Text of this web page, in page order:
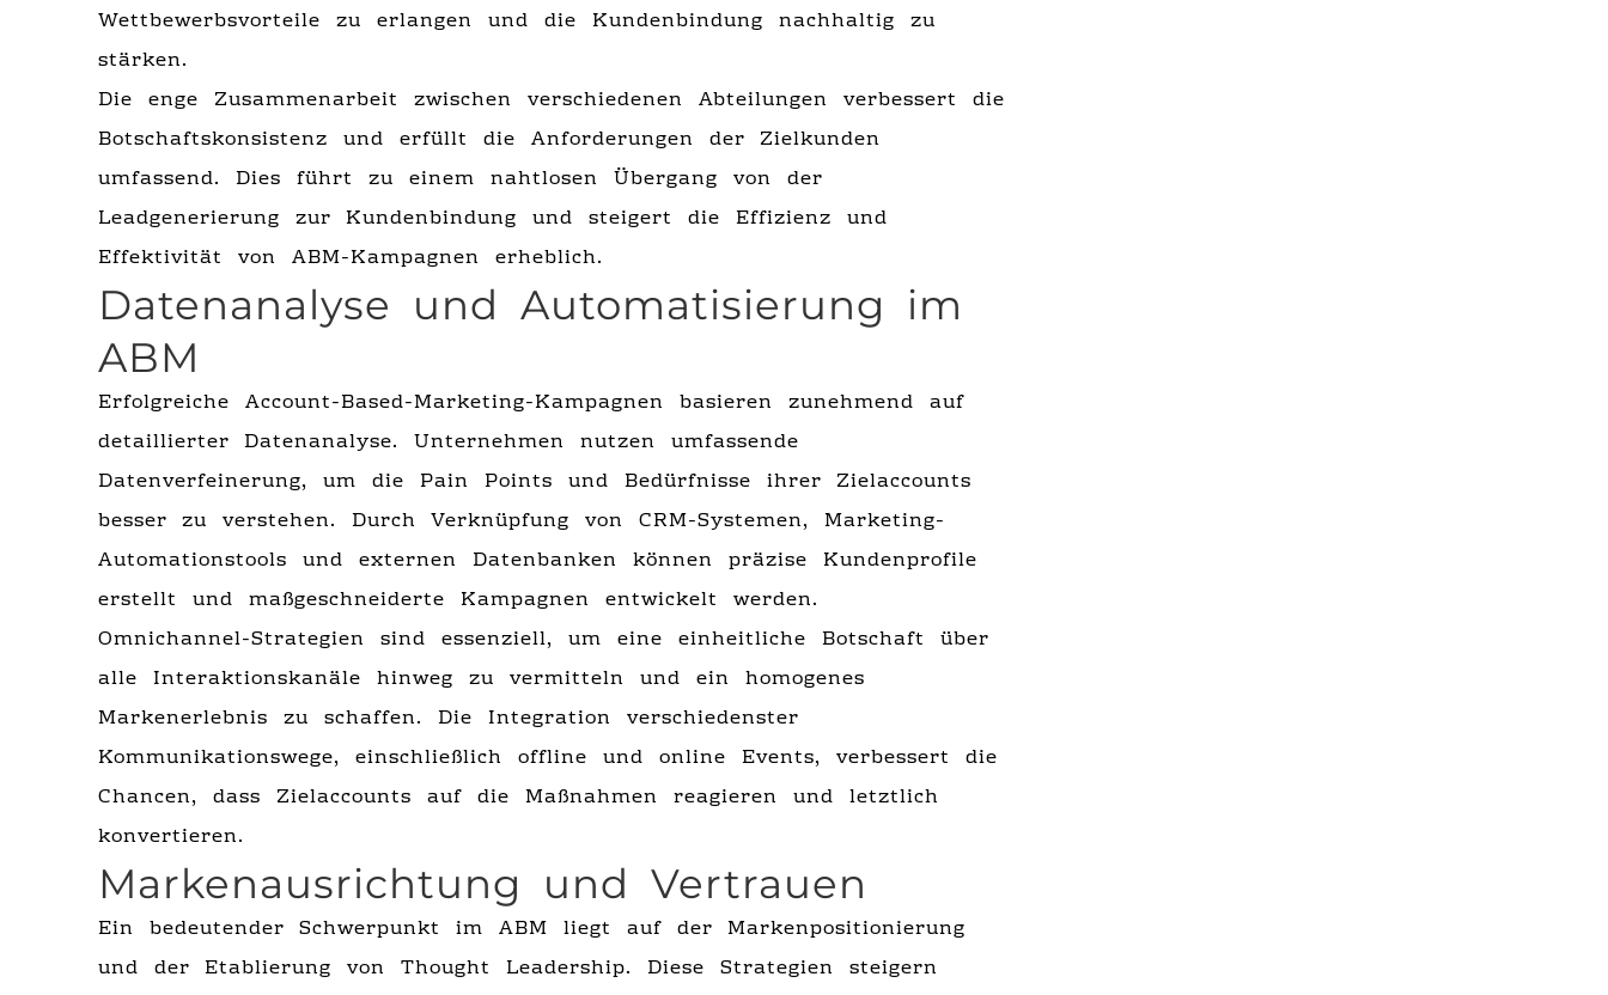
Wettbewerbsvorteile zu erlangen und die Kundenbindung nachhaltig zu
stärken.
Die enge Zusammenarbeit zwischen verschiedenen Abteilungen verbessert die
Botschaftskonsistenz und erfüllt die Anforderungen der Zielkunden
umfassend. Dies führt zu einem nahtlosen Übergang von der
Leadgenerierung zur Kundenbindung und steigert die Effizienz und
Effektivität von ABM-Kampagnen erheblich.
Datenanalyse und Automatisierung im
ABM
Erfolgreiche Account-Based-Marketing-Kampagnen basieren zunehmend auf
detaillierter Datenanalyse. Unternehmen nutzen umfassende
Datenverfeinerung, um die Pain Points und Bedürfnisse ihrer Zielaccounts
besser zu verstehen. Durch Verknüpfung von CRM-Systemen, Marketing-
Automationstools und externen Datenbanken können präzise Kundenprofile
erstellt und maßgeschneiderte Kampagnen entwickelt werden.
Omnichannel-Strategien sind essenziell, um eine einheitliche Botschaft über
alle Interaktionskanäle hinweg zu vermitteln und ein homogenes
Markenerlebnis zu schaffen. Die Integration verschiedenster
Kommunikationswege, einschließlich offline und online Events, verbessert die
Chancen, dass Zielaccounts auf die Maßnahmen reagieren und letztlich
konvertieren.
Markenausrichtung und Vertrauen
Ein bedeutender Schwerpunkt im ABM liegt auf der Markenpositionierung
und der Etablierung von Thought Leadership. Diese Strategien steigern